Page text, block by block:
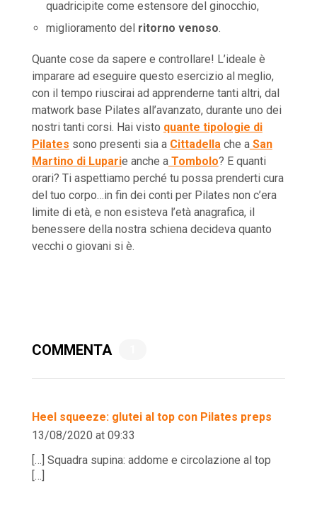
quadricipite come estensore del ginocchio,
miglioramento del ritorno venoso.
Quante cose da sapere e controllare! L’ideale è
imparare ad eseguire questo esercizio al meglio,
con il tempo riuscirai ad apprenderne tanti altri, dal
matwork base Pilates all’avanzato, durante uno dei
nostri tanti corsi. Hai visto quante tipologie di
Pilates sono presenti sia a Cittadellache aSan
Martino di Luparie anche aTombolo? E quanti
orari? Ti aspettiamo perché tu possa prenderti cura
del tuo corpo…in fin dei conti per Pilates non c’era
limite di età, e non esisteva l’età anagrafica, il
benessere della nostra schiena decideva quanto
vecchi o giovani si è.
COMMENTA
Heel squeeze: glutei al top con Pilates preps
13/08/2020 at 09:33
[…] Squadra supina: addome e circolazione al top
[…]